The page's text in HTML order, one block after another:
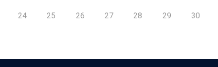
24 25 26 27 28 29 30